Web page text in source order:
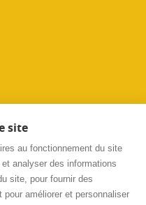
site
au fonctionnement du site
analyser des informations
site, pour fournir des
améliorer et personnaliser